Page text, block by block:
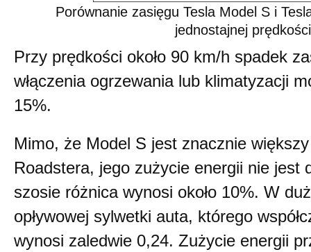
Porównanie zasięgu Tesla Model S i
jednostajnej prędkości
Przy prędkości około 90 km/h spadek
włączenia ogrzewania lub klimatyzacji
15%.
Mimo, że Model S jest znacznie
Roadstera, jego zużycie energii nie jest
szosie różnica wynosi około 10%. W
opływowej sylwetki auta, którego
wynosi zaledwie 0,24. Zużycie energii